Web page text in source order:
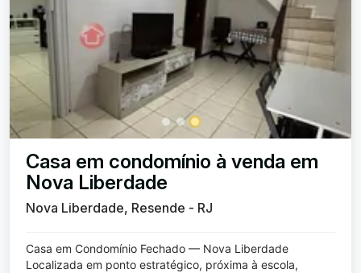
Casa em condomínio à venda em
Nova Liberdade
Nova Liberdade, Resende - RJ
Casa em Condomínio Fechado — Nova Liberdade
Localizada em ponto estratégico, próxima à escola,